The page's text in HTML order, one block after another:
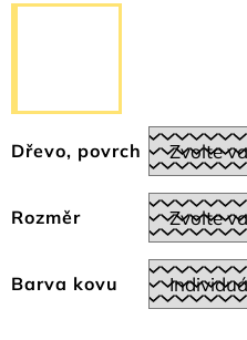
Dřevo, povrch
Rozměr
Barva kovu